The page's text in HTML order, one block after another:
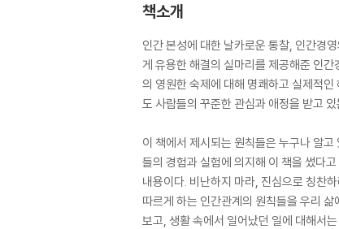
책소개
인간 본성에 대한 날카로운 통찰, 인간경
게 유용한 해결의 실마리를 제공해준 인
의 영원한 숙제에 대해 명쾌하고 실제적
도 사람들의 꾸준한 관심과 애정을 받고
이 책에서 제시되는 원칙들은 누구나 알
들의 경험과 실험에 의지해 이 책을 썼다
내용이다. 비난하지 마라, 진심으로 칭찬
따르게 하는 인간관계의 원칙들을 우리
보고, 생활 속에서 일어났던 일에 대해서